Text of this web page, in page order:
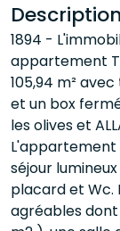
1894 -
appartement
105,94 m²
et un box
les olives et
L'appartement
séjour
placard et Wc.
agréables dont